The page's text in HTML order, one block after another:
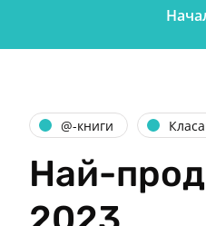
@-книги
Най-